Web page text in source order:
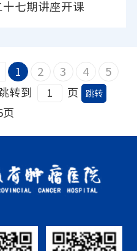
七期讲座开课
1 2 3 4
5
转到
页
页